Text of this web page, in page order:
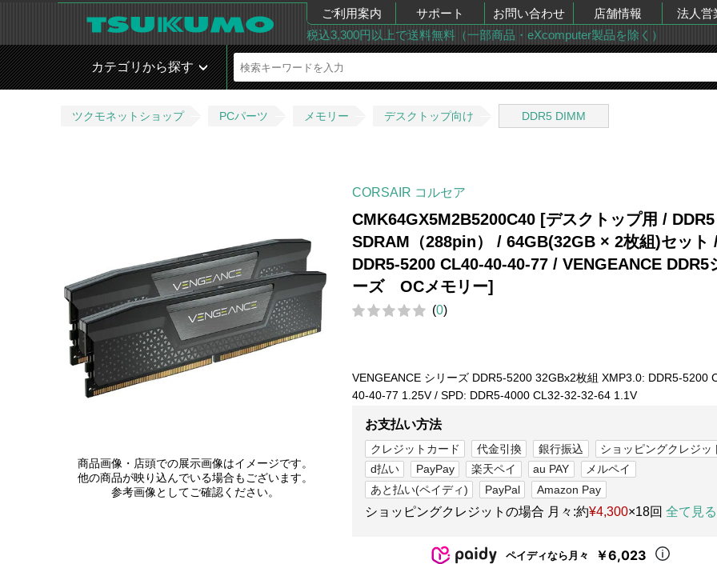
ご利用案内 サポート お問い合わせ 店舗情報
法人営
税込3,300円以上で送料無料（一部商品・eXcomputer製品を除く）
カテゴリから探す
ツクモネットショップ PCパーツ メモリー デスクトップ向け DDR5 DIMM
商品画像・店頭での展示画像はイメージです。
他の商品が映り込んでいる場合もございます。
参考画像としてご確認ください。
CORSAIR コルセア
CMK64GX5M2B5200C40 [デスクトップ用 / DDR5
SDRAM（288pin） / 64GB(32GB × 2枚組)セット
DDR5-5200 CL40-40-40-77 / VENGEANCE DDR5
ーズ OCメモリー]
(0)
VENGEANCE シリーズ DDR5-5200 32GBx2枚組 XMP3.0: DDR5-5200
40-40-77 1.25V / SPD: DDR5-4000 CL32-32-32-64 1.1V
お支払い方法
クレジットカード 代金引換 銀行振込
ショッピングクレジッ
d払い
PayPay 楽天ペイ au PAY
メルペイ
あと払い(ペイディ)
PayPal Amazon Pay
ショッピングクレジットの場合 月々:約¥4,300×18回 全て見る
ペイディなら月々 ￥6,023